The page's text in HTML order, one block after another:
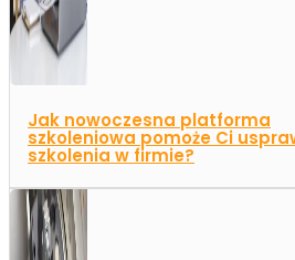
Jak nowoczesna platforma
szkoleniowa pomoże Ci
szkolenia w firmie?